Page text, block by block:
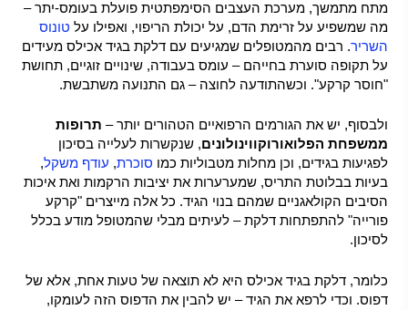
מתח מתמשך, מערכת העצבים הסימפתטית פועלת בעומס-יתר –
מה שמשפיע על זרימת הדם, על יכולת הריפוי, ואפילו על טונוס
השריר. רבים מהמטופלים שמגיעים עם דלקת בגיד אכילס מעידים
על תקופה סוערת בחייהם – עומס בעבודה, שינויים זוגיים, תחושת
"חוסר קרקע". וכשהתודעה לחוצה – גם התנועה משתבשת.
ולבסוף, יש את הגורמים הרפואיים הטהורים יותר – תרופות
ממשפחת הפלואורוקווינולונים, שנקשרות לעלייה בסיכון
לפגיעות בגידים, וכן מחלות מטבוליות כמו סוכרת, עודף משקל,
בעיות בבלוטת התריס, שמערערות את יציבות הרקמות ואת איכות
הסיבים הקולאגניים שמהם בנוי הגיד. כל אלה מייצרים "קרקע
פורייה" להתפתחות דלקת – לעיתים מבלי שהמטופל מודע בכלל
לסיכון.
כלומר, דלקת בגיד אכילס היא לא תוצאה של טעות אחת, אלא של
דפוס. וכדי לרפא את הגיד – יש להבין את הדפוס הזה לעומקו,